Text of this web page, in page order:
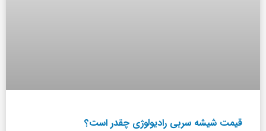
قیمت شیشه سربی رادیولوژی چقدر است؟